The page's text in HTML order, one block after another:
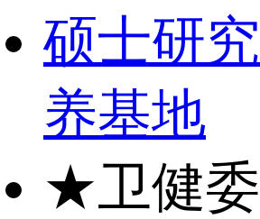
硕士研
养基地
★卫健